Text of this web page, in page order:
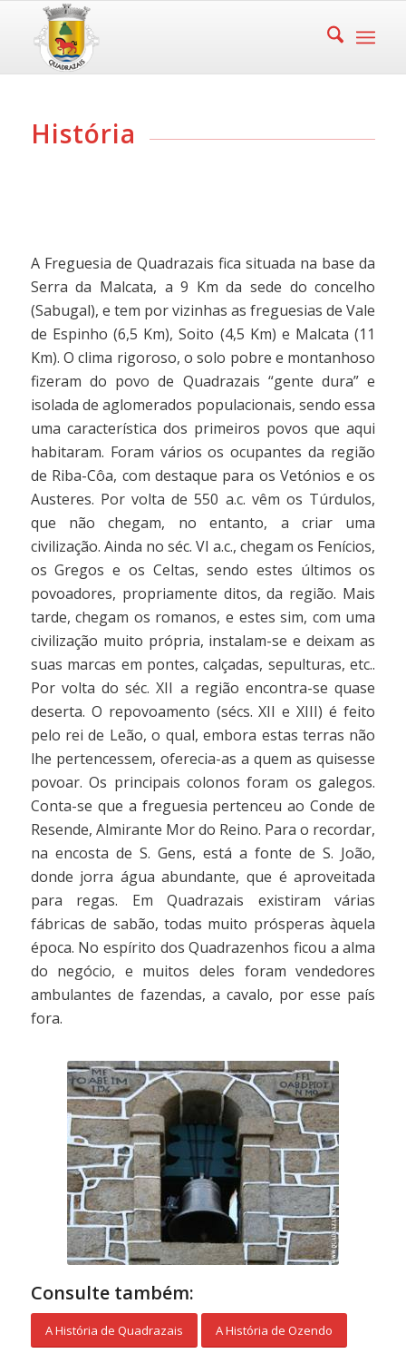
História
A Freguesia de Quadrazais fica situada na base da
Serra da Malcata, a 9 Km da sede do concelho
(Sabugal), e tem por vizinhas as freguesias de Vale
de Espinho (6,5 Km), Soito (4,5 Km) e Malcata (11
Km). O clima rigoroso, o solo pobre e montanhoso
fizeram do povo de Quadrazais “gente dura” e
isolada de aglomerados populacionais, sendo essa
uma característica dos primeiros povos que aqui
habitaram. Foram vários os ocupantes da região
de Riba-Côa, com destaque para os Vetónios e os
Austeres. Por volta de 550 a.c. vêm os Túrdulos,
que não chegam, no entanto, a criar uma
civilização. Ainda no séc. VI a.c., chegam os Fenícios,
os Gregos e os Celtas, sendo estes últimos os
povoadores, propriamente ditos, da região. Mais
tarde, chegam os romanos, e estes sim, com uma
civilização muito própria, instalam-se e deixam as
suas marcas em pontes, calçadas, sepulturas, etc..
Por volta do séc. XII a região encontra-se quase
deserta. O repovoamento (sécs. XII e XIII) é feito
pelo rei de Leão, o qual, embora estas terras não
lhe pertencessem, oferecia-as a quem as quisesse
povoar. Os principais colonos foram os galegos.
Conta-se que a freguesia pertenceu ao Conde de
Resende, Almirante Mor do Reino. Para o recordar,
na encosta de S. Gens, está a fonte de S. João,
donde jorra água abundante, que é aproveitada
para regas. Em Quadrazais existiram várias
fábricas de sabão, todas muito prósperas àquela
época. No espírito dos Quadrazenhos ficou a alma
do negócio, e muitos deles foram vendedores
ambulantes de fazendas, a cavalo, por esse país
fora.
Consulte também:
A História de Quadrazais A História de Ozendo